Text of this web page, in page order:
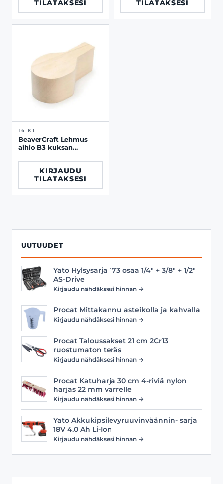
UUTUUDET
Yato Hylsysarja 173 osaa 1/4" + 3/8" + 1/2"
AS-Drive
Kirjaudu nähdäksesi hinnan →
Procat Mittakannu asteikolla ja kahvalla
Kirjaudu nähdäksesi hinnan →
Procat Taloussakset 21 cm 2Cr13
ruostumaton teräs
Kirjaudu nähdäksesi hinnan →
Procat Katuharja 30 cm 4-riviä nylon
harjas 22 mm varrelle
Kirjaudu nähdäksesi hinnan →
Yato Akkukipsilevyruuvinväännin- sarja
18V 4.0 Ah Li-Ion
Kirjaudu nähdäksesi hinnan →
TILATAKSESI TILATAKSESI
16-B3
BeaverCraft Lehmus
aihio B3 kuksan
muotoiltu
KIRJAUDU
TILATAKSESI